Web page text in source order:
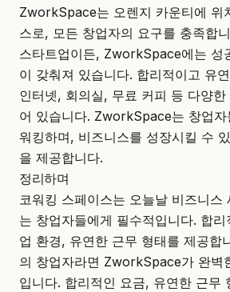
ZworkSpace는 오렌지 카운티에 위
스로, 모든 창업자의 요구를 충족합
스타트업이든, ZworkSpace에는 성
이 갖춰져 있습니다. 합리적이고 유
인터넷, 회의실, 무료 커피 등 다양한
어 있습니다. ZworkSpace는 창업자
워킹하며, 비즈니스를 성장시킬 수
을 제공합니다.
정리하며
코워킹 스페이스는 오늘날 비즈니스
는 창업자들에게 필수적입니다. 합
업 환경, 유연한 근무 형태를 제공합
의 창업자라면 ZworkSpace가 완벽
입니다. 합리적인 요금, 유연한 근무